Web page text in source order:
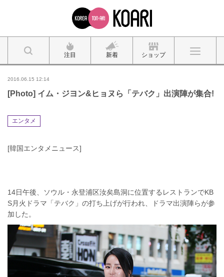
注目 新着 ショップ
2016.06.15 12:14
[Photo] イム・ジヨン&ヒョヌら「テバク」出演陣が集合!
エンタメ
[韓国エンタメニュース]
14日午後、ソウル・永登浦区汝矣島洞に位置するレストランでKB
S月火ドラマ「テバク」の打ち上げが行われ、ドラマ出演陣らが参
加した。